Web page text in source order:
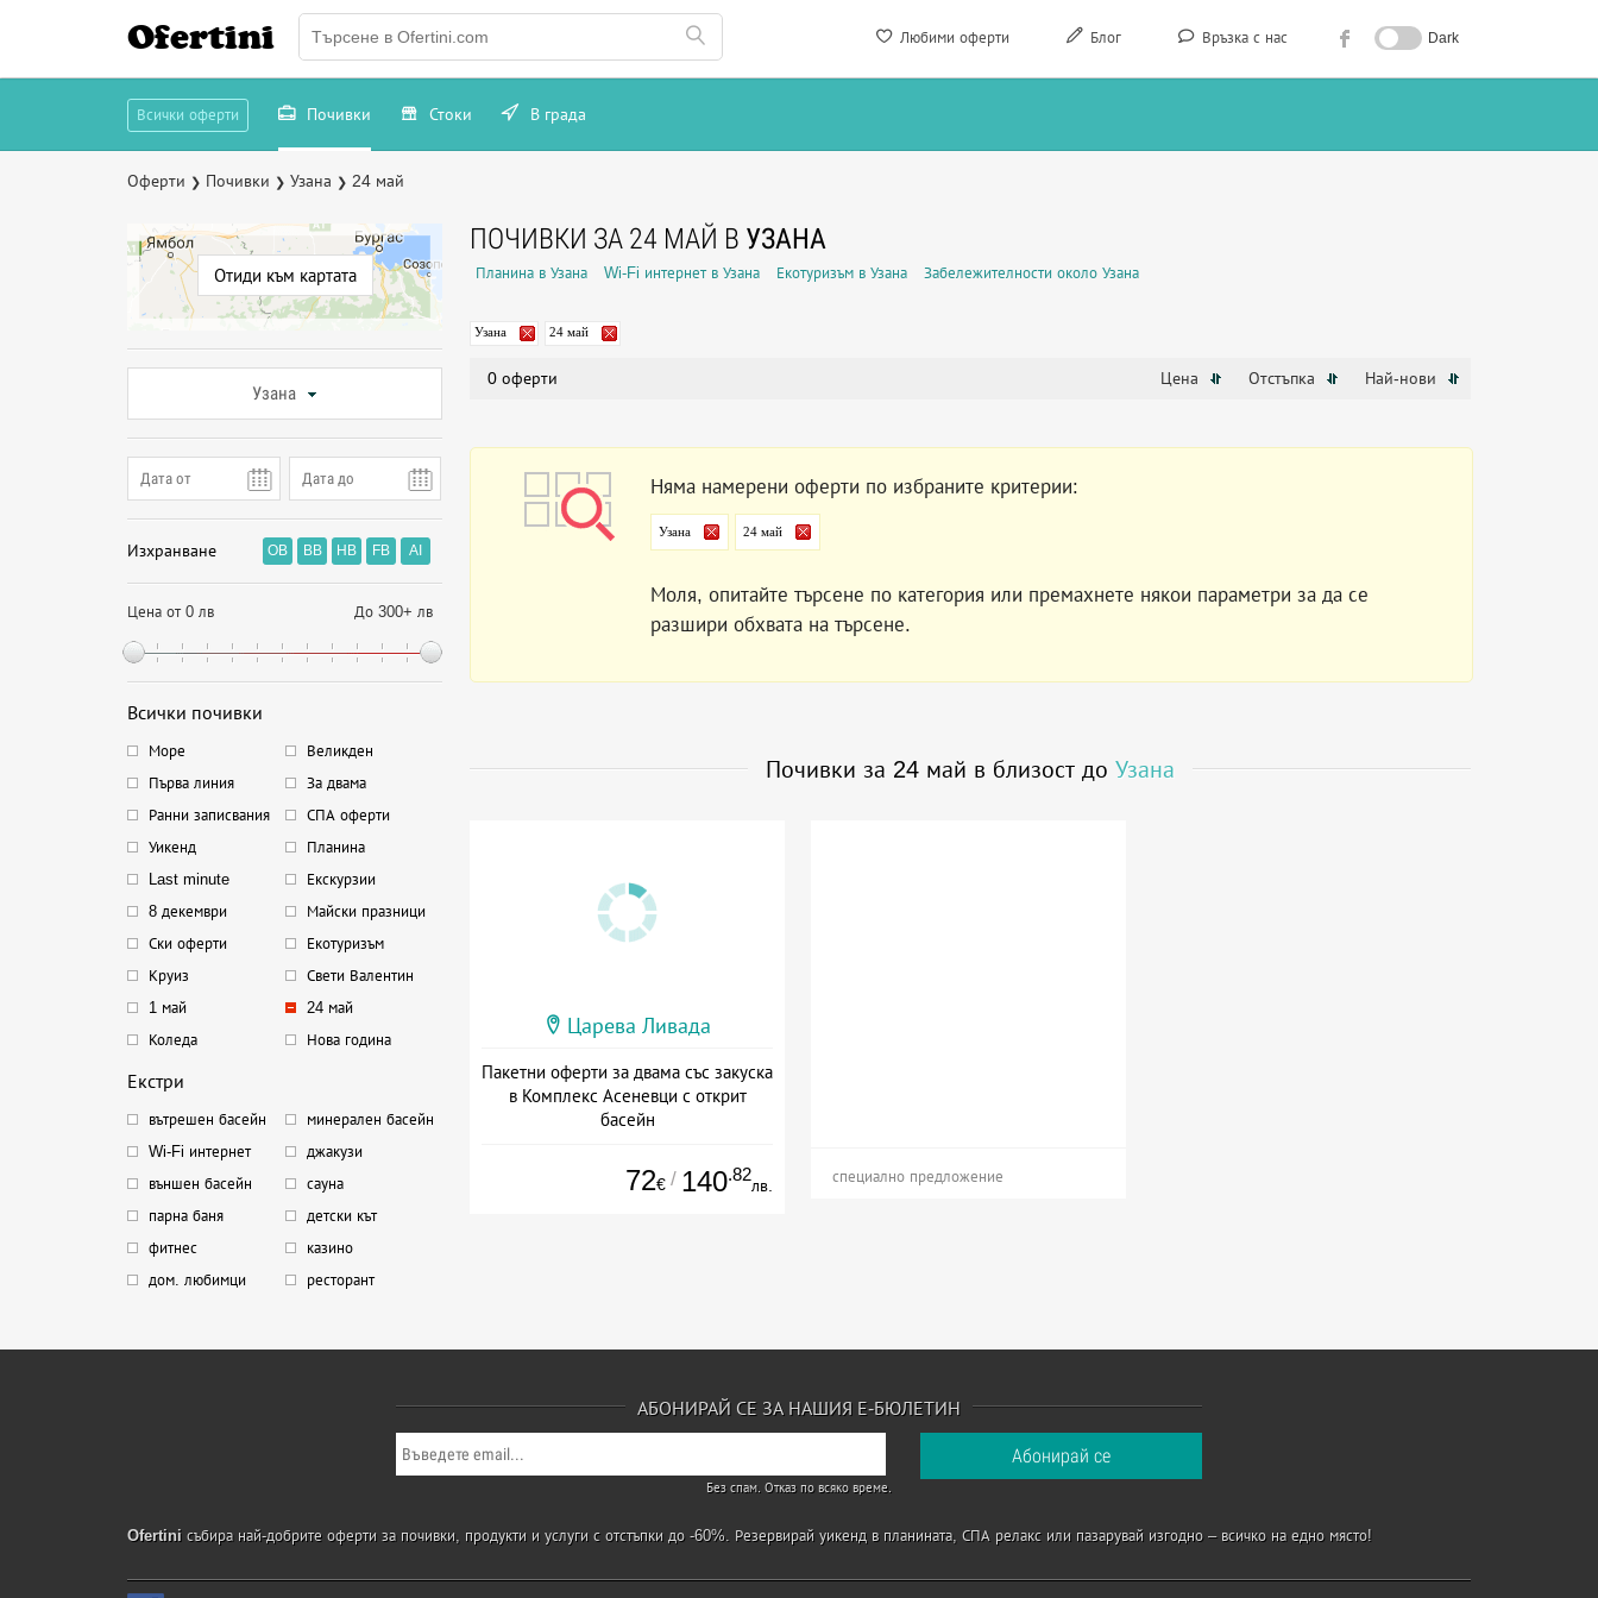
Любими оферти Блог Връзка с нас Dark
Ofertini
Всички оферти Почивки Стоки В града
Оферти ❯ Почивки ❯ Узана ❯ 24 май
Отиди към картата
Узана
Изхранване OB BB HB FB AI
Цена от 0 лв До 300+ лв
Всички почивки
Море
Великден
Първа линия
За двама
Ранни записвания
СПА оферти
Уикенд
Планина
Last minute
Екскурзии
8 декември
Майски празници
Ски оферти
Екотуризъм
Круиз
Свети Валентин
1 май
24 май
Коледа
Нова година
Екстри
вътрешен басейн
минерален басейн
Wi-Fi интернет
джакузи
външен басейн
сауна
парна баня
детски кът
фитнес
казино
дом. любимци
ресторант
ПОЧИВКИ ЗА 24 МАЙ В УЗАНА
Планина в Узана Wi-Fi интернет в Узана Екотуризъм в Узана Забележителности около Узана
Узана 24 май
0 оферти Цена Отстъпка Най-нови
Няма намерени оферти по избраните критерии:
Узана 24 май
Моля, опитайте търсене по категория или премахнете някои параметри за да се
разшири обхвата на търсене.
Почивки за 24 май в близост до Узана
Царева Ливада
Пакетни оферти за двама със закуска
в Комплекс Асеневци с открит
басейн
72€ / 140.82
лв. специално предложение
АБОНИРАЙ СЕ ЗА НАШИЯ Е-БЮЛЕТИН
Без спам. Отказ по всяко време.
Ofertini събира най-добрите оферти за почивки, продукти и услуги с отстъпки до -60%. Резервирай уикенд в планината, СПА релакс или пазарувай изгодно – всичко на едно място!